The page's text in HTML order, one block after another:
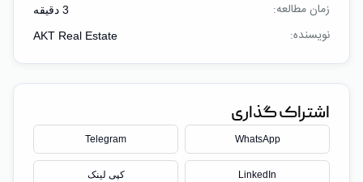
زمان مطالعه: 3 دقیقه
نویسنده: AKT Real Estate
اشتراک گذاری
WhatsApp
Telegram
LinkedIn کپی لینک